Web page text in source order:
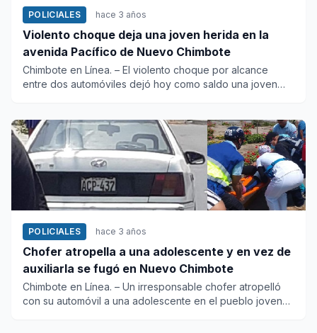
POLICIALES hace 3 años
Violento choque deja una joven herida en la
avenida Pacífico de Nuevo Chimbote
Chimbote en Línea. – El violento choque por alcance
entre dos automóviles dejó hoy como saldo una joven
POLICIALES hace 3 años
Chofer atropella a una adolescente y en vez de
auxiliarla se fugó en Nuevo Chimbote
Chimbote en Línea. – Un irresponsable chofer atropelló
con su automóvil a una adolescente en el pueblo joven